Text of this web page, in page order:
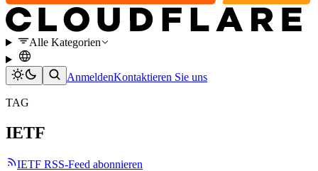
Alle Kategorien
AnmeldenKontaktieren Sie uns
TAG
IETF
IETF RSS-Feed abonnieren